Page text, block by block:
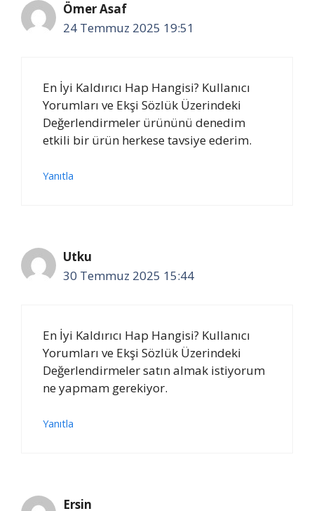
Ömer Asaf
24 Temmuz 2025 19:51
En İyi Kaldırıcı Hap Hangisi? Kullanıcı
Yorumları ve Ekşi Sözlük Üzerindeki
Değerlendirmeler ürününü denedim
etkili bir ürün herkese tavsiye ederim.
Yanıtla
Utku
30 Temmuz 2025 15:44
En İyi Kaldırıcı Hap Hangisi? Kullanıcı
Yorumları ve Ekşi Sözlük Üzerindeki
Değerlendirmeler satın almak istiyorum
ne yapmam gerekiyor.
Yanıtla
Ersin